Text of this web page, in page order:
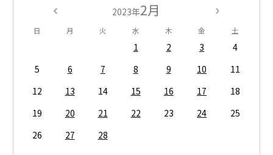
2023年2月
日 月 火 水 木 金 土
1 2 3
4
5
6 7 8 9 10
11
12
13 14 15 16 17
18
19
20 21 22 23 24
25
26
27 28